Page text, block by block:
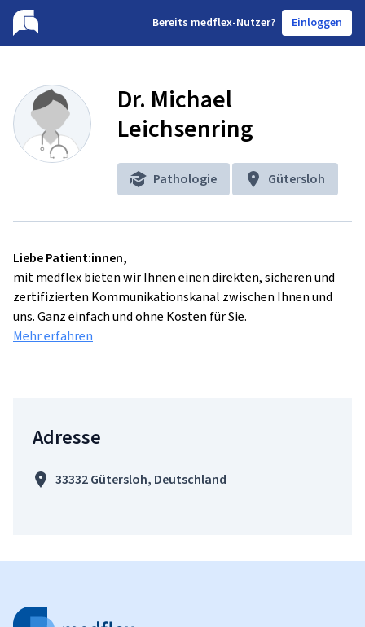
Bereits medflex-Nutzer? Einloggen
Dr. Michael
Leichsenring
Pathologie Gütersloh
Liebe Patient:innen,
mit medflex bieten wir Ihnen einen direkten, sicheren und
zertifizierten Kommunikationskanal zwischen Ihnen und
uns. Ganz einfach und ohne Kosten für Sie.
Mehr erfahren
Adresse
33332 Gütersloh, Deutschland